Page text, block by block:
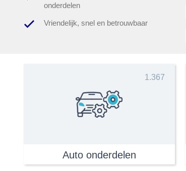
onderdelen
Vriendelijk, snel en betrouwbaar
1.367
Auto onderdelen